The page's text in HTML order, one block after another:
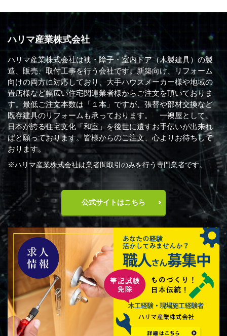
ハリマ産業株式会社
ハリマ産業株式会社は襖・障子・室内ドア（木製建具）の製
造、販売、取付工事を行う会社です。新築向け、リフォーム
向けの両方に対応しており、大手ハウスメーカー様や地域の
畳店様など幅広い住宅関連業者様からご注文を頂いておりま
す。最低ご注文本数は「１本」ですが、張替や部材交換など
既存建具のリフォームも承っております。 一襖屋として、
日本が誇る住宅文化「和室」を後世に遺すお手伝いが出来れ
ばと願っております。皆様からのご注文、心よりお待ちして
おります。
※ハリマ産業株式会社は業者間取引のみを行う専門業者です。
公式サイトはこちら